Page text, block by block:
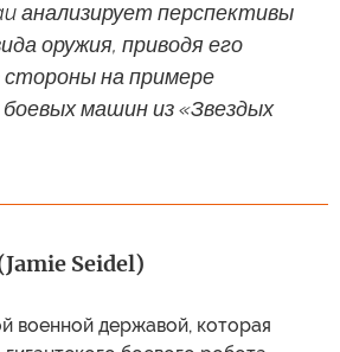
анализирует перспективы
оружия, приводя его
стороны на примере
машин из «Звездых
Seidel)
военной державой, которая